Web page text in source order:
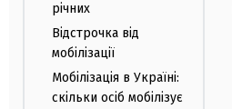
річних
Відстрочка від
мобілізації
Мобілізація в Україні:
скільки осіб мобілізує